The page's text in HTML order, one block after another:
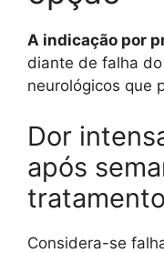
A indicação por
diante de falha
neurológicos que
Dor
após
tratamento
Considera-se